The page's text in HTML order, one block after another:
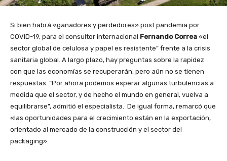
Si bien habrá «ganadores y perdedores» post pandemia por
COVID-19, para el consultor internacional Fernando Correa «el
sector global de celulosa y papel es resistente” frente a la crisis
sanitaria global. A largo plazo, hay preguntas sobre la rapidez
con que las economías se recuperarán, pero aún no se tienen
respuestas. “Por ahora podemos esperar algunas turbulencias a
medida que el sector, y de hecho el mundo en general, vuelva a
equilibrarse”, admitió el especialista. De igual forma, remarcó que
«las oportunidades para el crecimiento están en la exportación,
orientado al mercado de la construcción y el sector del
packaging».